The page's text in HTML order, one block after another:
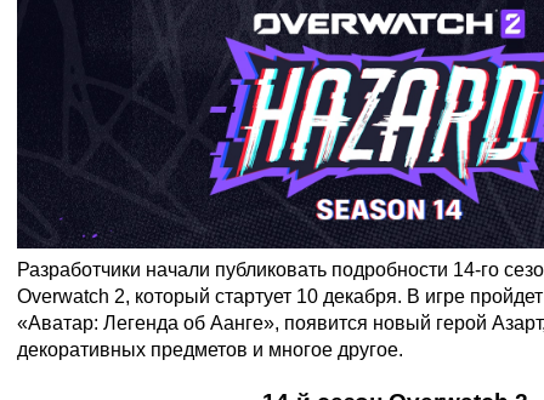
Разработчики начали публиковать подробности 14-го
Overwatch 2, который стартует 10 декабря. В игре
«Аватар: Легенда об Аанге», появится новый герой
декоративных предметов и многое другое.